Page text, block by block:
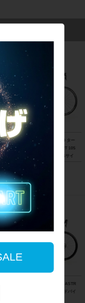
スペシャライズド SPECIALIZED ター
マック スポーツ TARMAC SPORT 105
2018年 カーボンロードバイク 56サイ
ズ サガン スーパースター
121,000円
サンピード SUNPEED アストロ ASTR
O Tiagra 油圧DISC 2025年 ロードバイ